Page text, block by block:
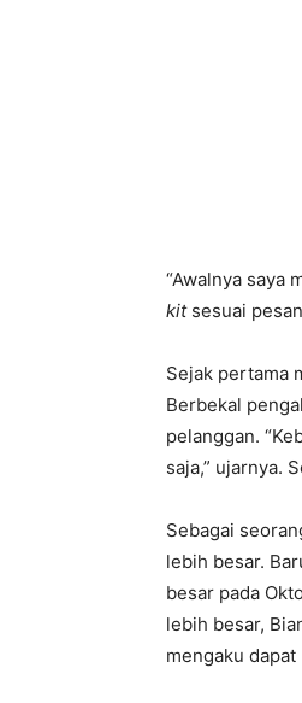
“Awalnya saya
kitsesuai
Sejak pertama
Berbekal
pelanggan.
saja,” ujarnya.
Sebagai
lebih besar.
besar pada
lebih besar,
mengaku